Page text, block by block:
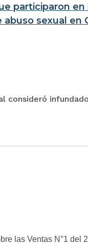
participaron
sexual en
consideró
las Ventas N°1 del